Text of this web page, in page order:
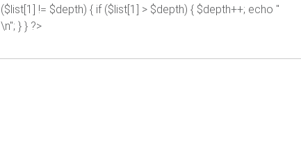
($list[1] != $depth) { if ($list[1] > $depth) { $depth++; echo "
\n"; } } ?>